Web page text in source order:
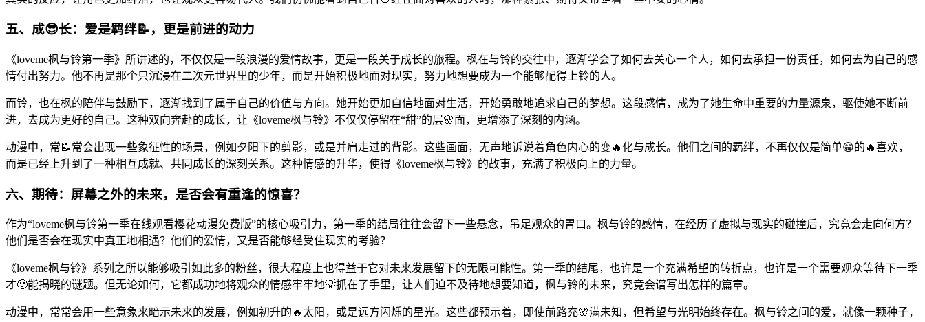
五、成😎长：爱是羁绊📝，更是前进的动力
《loveme枫与铃第一季》所讲述的，不仅仅是一段浪漫的爱情故事，更是一段关于成长的旅程。枫在与铃的交往中，逐渐学会了如何去关心一个人，如何去承担一份责任，如何去为自己的感
情付出努力。他不再是那个只沉浸在二次元世界里的少年，而是开始积极地面对现实，努力地想要成为一个能够配得上铃的人。
而铃，也在枫的陪伴与鼓励下，逐渐找到了属于自己的价值与方向。她开始更加自信地面对生活，开始勇敢地追求自己的梦想。这段感情，成为了她生命中重要的力量源泉，驱使她不断前
进，去成为更好的自己。这种双向奔赴的成长，让《loveme枫与铃》不仅仅停留在“甜”的层🌸面，更增添了深刻的内涵。
动漫中，常📝常会出现一些象征性的场景，例如夕阳下的剪影，或是并肩走过的背影。这些画面，无声地诉说着角色内心的变🔥化与成长。他们之间的羁绊，不再仅仅是简单😁的🔥喜欢，
而是已经上升到了一种相互成就、共同成长的深刻关系。这种情感的升华，使得《loveme枫与铃》的故事，充满了积极向上的力量。
六、期待：屏幕之外的未来，是否会有重逢的惊喜？
作为“loveme枫与铃第一季在线观看樱花动漫免费版”的核心吸引力，第一季的结局往往会留下一些悬念，吊足观众的胃口。枫与铃的感情，在经历了虚拟与现实的碰撞后，究竟会走向何方？
他们是否会在现实中真正地相遇？他们的爱情，又是否能够经受住现实的考验？
《loveme枫与铃》系列之所以能够吸引如此多的粉丝，很大程度上也得益于它对未来发展留下的无限可能性。第一季的结尾，也许是一个充满希望的转折点，也许是一个需要观众等待下一季
才🙂能揭晓的谜题。但无论如何，它都成功地将观众的情感牢牢地💡抓在了手里，让人们迫不及待地想要知道，枫与铃的未来，究竟会谱写出怎样的篇章。
动漫中，常常会用一些意象来暗示未来的发展，例如初升的🔥太阳，或是远方闪烁的星光。这些都预示着，即使前路充🌸满未知，但希望与光明始终存在。枫与铃之间的爱，就像一颗种子，